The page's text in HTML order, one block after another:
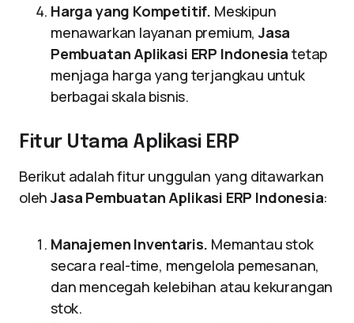
Harga yang Kompetitif. Meskipun
menawarkan layanan premium,Jasa
Pembuatan Aplikasi ERP Indonesia tetap
menjaga harga yang terjangkau untuk
berbagai skala bisnis.
Fitur Utama Aplikasi ERP
Berikut adalah fitur unggulan yang ditawarkan
olehJasa Pembuatan Aplikasi ERP Indonesia:
Manajemen Inventaris. Memantau stok
secara real-time, mengelola pemesanan,
dan mencegah kelebihan atau kekurangan
stok.